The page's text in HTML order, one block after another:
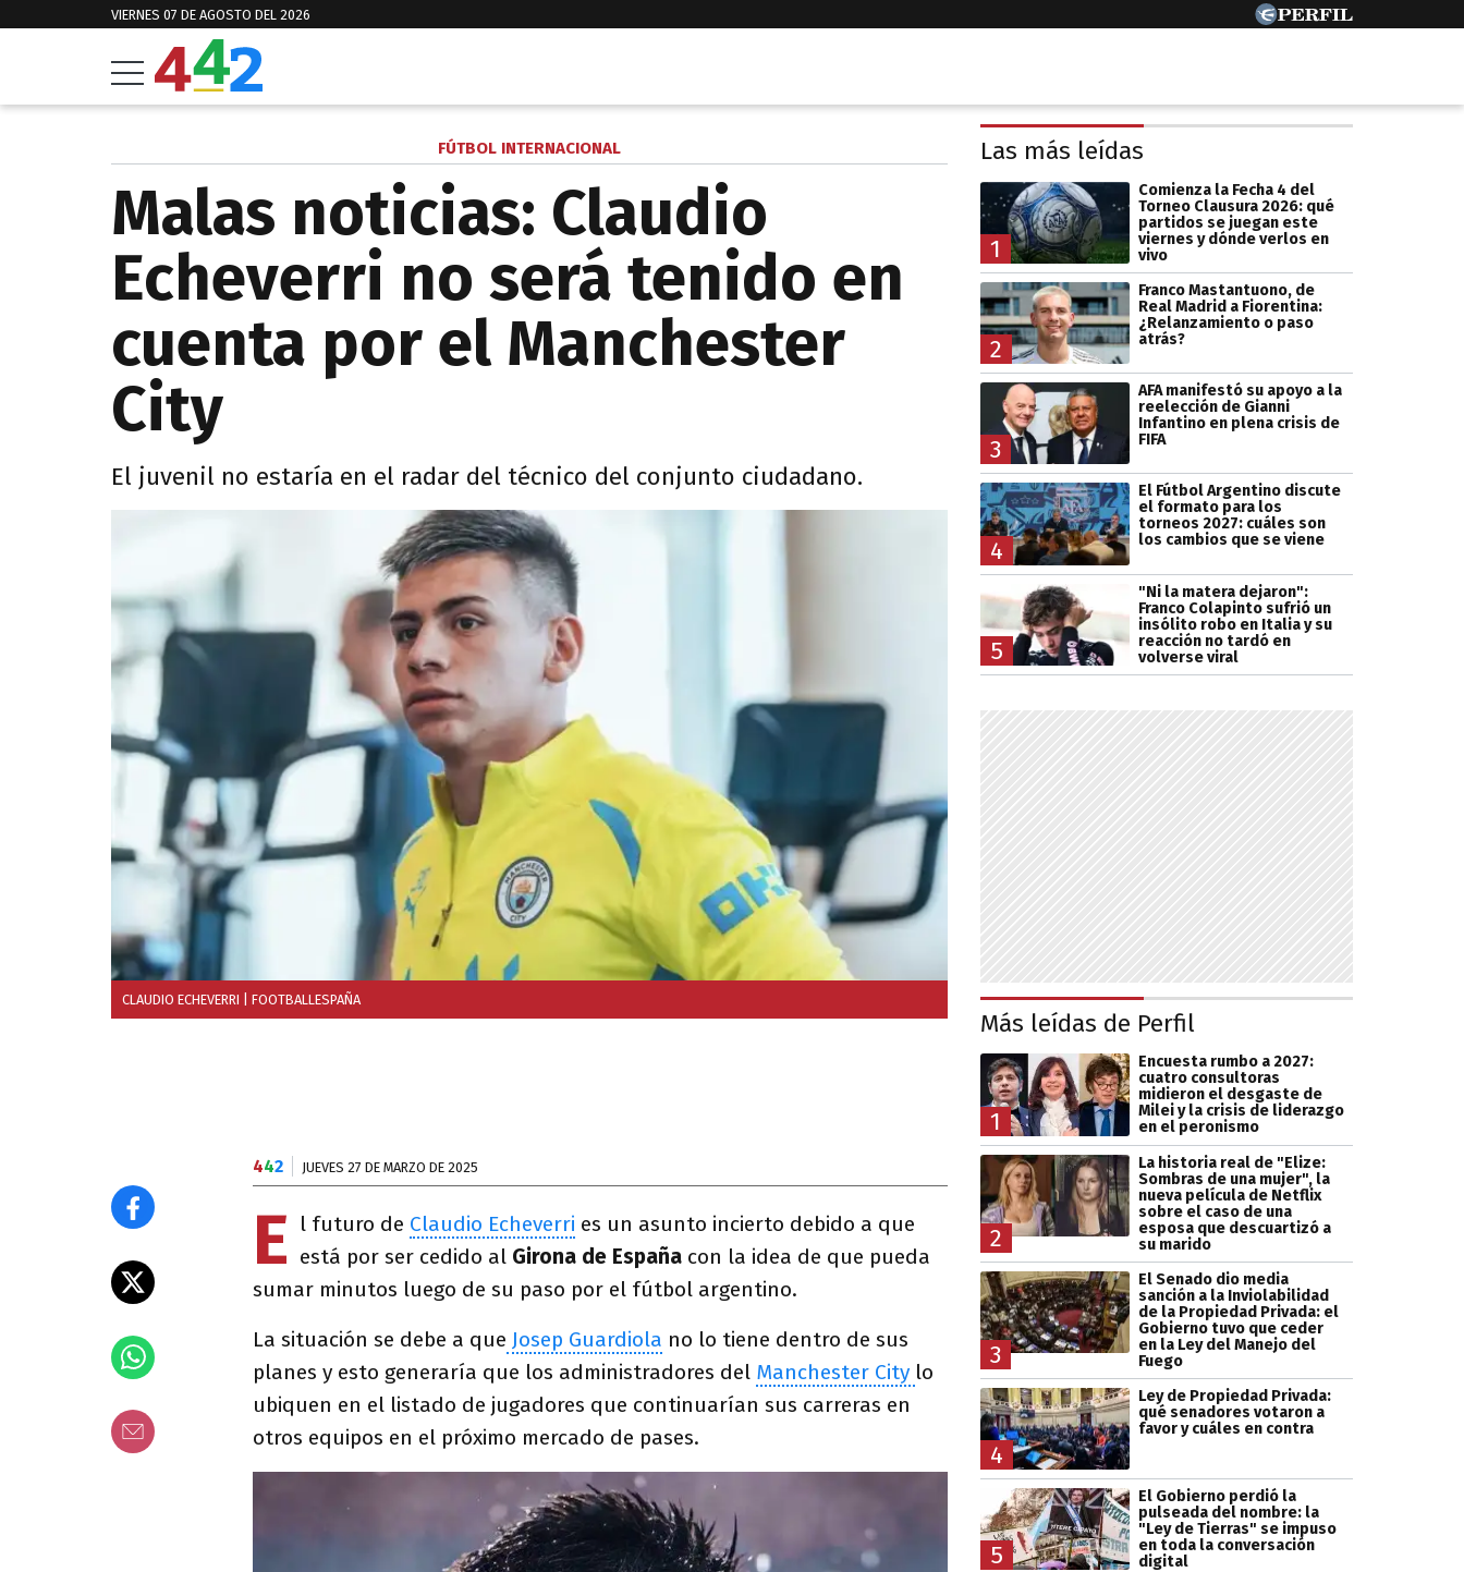
VIERNES 07 DE AGOSTO DEL 2026
FÚTBOL INTERNACIONAL
Malas noticias: Claudio
Echeverri no será tenido en
cuenta por el Manchester
City
El juvenil no estaría en el radar del técnico del conjunto ciudadano.
CLAUDIO ECHEVERRI | FOOTBALLESPAÑA
442 JUEVES 27 DE MARZO DE 2025
E l futuro de Claudio Echeverri es un asunto incierto debido a que
está por ser cedido al Girona de España con la idea de que pueda
sumar minutos luego de su paso por el fútbol argentino.
La situación se debe a que Josep Guardiola no lo tiene dentro de sus
planes y esto generaría que los administradores del Manchester City lo
ubiquen en el listado de jugadores que continuarían sus carreras en
otros equipos en el próximo mercado de pases.
Las más leídas
1
Comienza la Fecha 4 del
Torneo Clausura 2026: qué
partidos se juegan este
viernes y dónde verlos en
vivo
2
Franco Mastantuono, de
Real Madrid a Fiorentina:
¿Relanzamiento o paso
atrás?
3
AFA manifestó su apoyo a la
reelección de Gianni
Infantino en plena crisis de
FIFA
4
El Fútbol Argentino discute
el formato para los
torneos 2027: cuáles son
los cambios que se viene
5
"Ni la matera dejaron":
Franco Colapinto sufrió un
insólito robo en Italia y su
reacción no tardó en
volverse viral
Más leídas de Perfil
1
Encuesta rumbo a 2027:
cuatro consultoras
midieron el desgaste de
Milei y la crisis de liderazgo
en el peronismo
2
La historia real de "Elize:
Sombras de una mujer", la
nueva película de Netflix
sobre el caso de una
esposa que descuartizó a
su marido
3
El Senado dio media
sanción a la Inviolabilidad
de la Propiedad Privada: el
Gobierno tuvo que ceder
en la Ley del Manejo del
Fuego
4
Ley de Propiedad Privada:
qué senadores votaron a
favor y cuáles en contra
5
El Gobierno perdió la
pulseada del nombre: la
"Ley de Tierras" se impuso
en toda la conversación
digital